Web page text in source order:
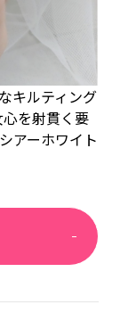
キルティング
を射貫く要
アーホワイト